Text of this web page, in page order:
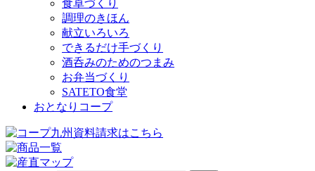
食卓づくり
調理のきほん
献立いろいろ
できるだけ手づくり
酒呑みのためのつまみ
お弁当づくり
SATETO食堂
おとなりコープ